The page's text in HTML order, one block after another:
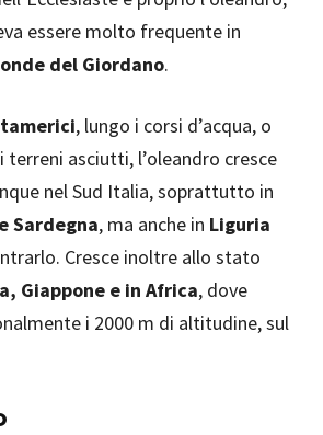
essere molto frequente in
del Giordano.
tamerici, lungo i corsi d’acqua, o
terreni asciutti, l’oleandro cresce
nel Sud Italia, soprattutto in
Sardegna, ma anche in Liguria
Cresce inoltre allo stato
Giappone e in Africa, dove
i 2000 m di altitudine, sul